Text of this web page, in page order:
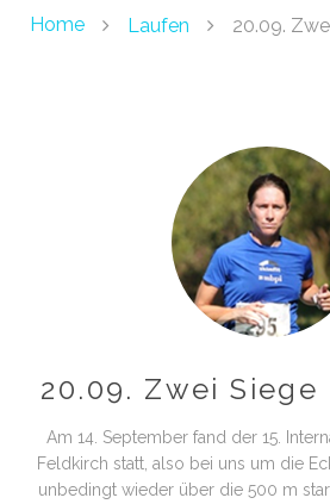
Home Laufen 20.09.
20.09. Zwei Siege
Am 14. September fand der 15.
Feldkirch statt, also bei uns um die
unbedingt wieder über die 500 m